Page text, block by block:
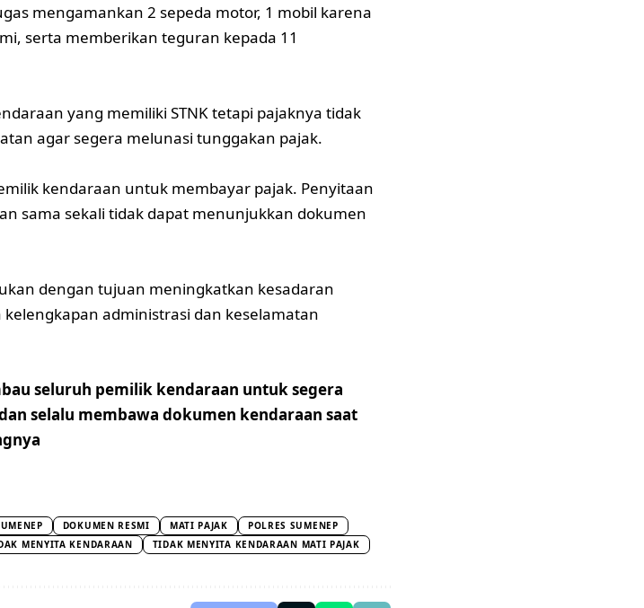
mengamankan 2 sepeda motor, 1 mobil karena
serta memberikan teguran kepada 11
yang memiliki STNK tetapi pajaknya tidak
agar segera melunasi tunggakan pajak.
kendaraan untuk membayar pajak. Penyitaan
sama sekali tidak dapat menunjukkan dokumen
dengan tujuan meningkatkan kesadaran
administrasi dan keselamatan
seluruh pemilik kendaraan untuk segera
selalu membawa dokumen kendaraan saat
DOKUMEN RESMI MATI PAJAK
POLRES SUMENEP
MENYITA KENDARAAN TIDAK MENYITA KENDARAAN MATI PAJAK